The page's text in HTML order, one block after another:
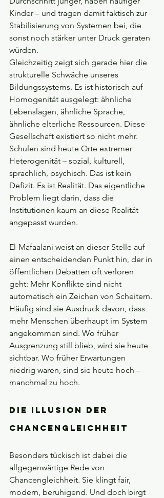
Kinder – und tragen damit faktisch zur
Stabilisierung von Systemen bei, die
sonst noch stärker unter Druck geraten
würden.
Gleichzeitig zeigt sich gerade hier die
strukturelle Schwäche unseres
Bildungssystems. Es ist historisch auf
Homogenität ausgelegt: ähnliche
Lebenslagen, ähnliche Sprache,
ähnliche elterliche Ressourcen. Diese
Gesellschaft existiert so nicht mehr.
Schulen sind heute Orte extremer
Heterogenität – sozial, kulturell,
sprachlich, psychisch. Das ist kein
Defizit. Es ist Realität. Das eigentliche
Problem liegt darin, dass die
Institutionen kaum an diese Realität
angepasst wurden.
El-Mafaalani weist an dieser Stelle auf
einen entscheidenden Punkt hin, der in
öffentlichen Debatten oft verloren
geht: Mehr Konflikte sind nicht
automatisch ein Zeichen von Scheitern.
Häufig sind sie Ausdruck davon, dass
mehr Menschen überhaupt im System
angekommen sind. Wo früher
Ausgrenzung still blieb, wird sie heute
sichtbar. Wo früher Erwartungen
niedrig waren, sind sie heute hoch –
manchmal zu hoch.
Die Illusion der
Chancengleichheit
Besonders tückisch ist dabei die
allgegenwärtige Rede von
Chancengleichheit. Sie klingt fair,
modern, beruhigend. Und doch birgt